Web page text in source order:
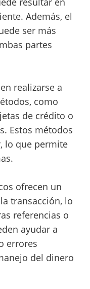
Además, el
ser más
partes
realizarse a
como
de crédito o
Estos métodos
lo que permite
ofrecen un
transacción, lo
referencias o
ayudar a
errores
del dinero